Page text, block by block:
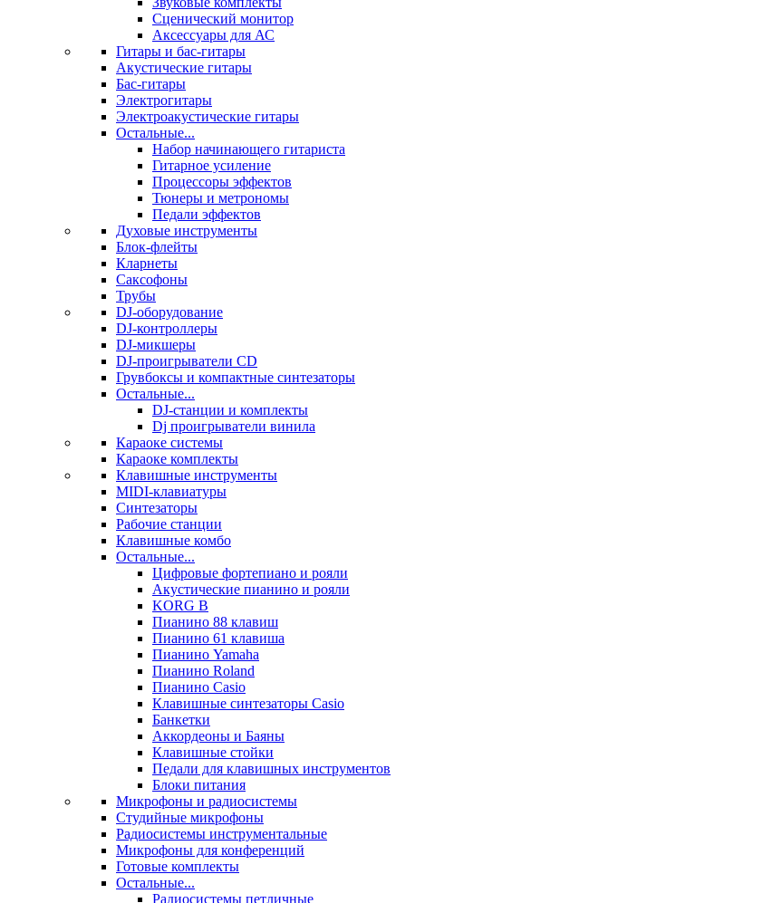
Сценический монитор
Аксессуары для АС
Гитары и бас-гитары
Акустические гитары
Бас-гитары
Электрогитары
Электроакустические гитары
Остальные...
Набор начинающего гитариста
Гитарное усиление
Процессоры эффектов
Тюнеры и метрономы
Педали эффектов
Духовые инструменты
Блок-флейты
Кларнеты
Саксофоны
Трубы
DJ-оборудование
DJ-контроллеры
DJ-микшеры
DJ-проигрыватели CD
Грувбоксы и компактные синтезаторы
Остальные...
DJ-станции и комплекты
Dj проигрыватели винила
Караоке системы
Караоке комплекты
Клавишные инструменты
MIDI-клавиатуры
Синтезаторы
Рабочие станции
Клавишные комбо
Остальные...
Цифровые фортепиано и рояли
Акустические пианино и рояли
KORG B
Пианино 88 клавиш
Пианино 61 клавиша
Пианино Yamaha
Пианино Roland
Пианино Casio
Клавишные синтезаторы Casio
Банкетки
Аккордеоны и Баяны
Клавишные стойки
Педали для клавишных инструментов
Блоки питания
Микрофоны и радиосистемы
Студийные микрофоны
Радиосистемы инструментальные
Микрофоны для конференций
Готовые комплекты
Остальные...
Радиосистемы петличные